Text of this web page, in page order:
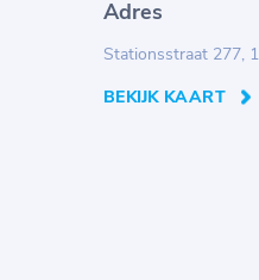
Adres
Stationsstraat 277,
BEKIJK KAART